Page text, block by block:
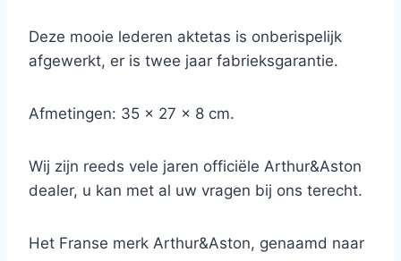
Deze mooie lederen aktetas is onberispelijk
afgewerkt, er is twee jaar fabrieksgarantie.
Afmetingen: 35 x 27 x 8 cm.
Wij zijn reeds vele jaren officiële Arthur&Aston
dealer, u kan met al uw vragen bij ons terecht.
Het Franse merk Arthur&Aston, genaamd naar